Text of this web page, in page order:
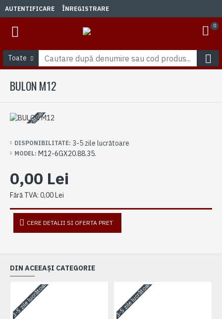
AUTENTIFICARE ÎNREGISTRARE
0
Toate
BULON M12
3-5 zile lucrătoare
DISPONIBILITATE: 3-5 zile lucrătoare
MODEL: M12-6GX20.88.35.
0,00 Lei
Fără TVA: 0,00 Lei
CERE DETALII SI OFERTA PRET
DIN ACEEAȘI CATEGORIE
3-5 zile lucrătoare 3-5 zile lucrătoare